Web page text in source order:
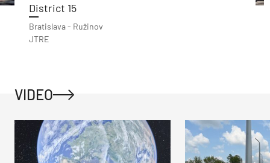
District 15
Bratislava - Ružinov
JTRE
VIDEO